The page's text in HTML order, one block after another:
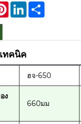
PinterestLinkedIn
ทคนิค
ฮจ-650
ง
660มม